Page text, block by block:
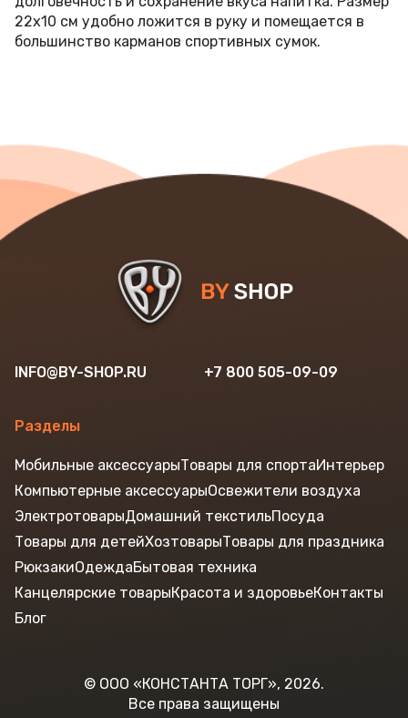
22х10 см удобно ложится в руку и помещается в
большинство карманов спортивных сумок.
INFO@BY-SHOP.RU +7 800 505-09-09
Разделы
© ООО «КОНСТАНТА ТОРГ», 2026.
Все права защищены
Мобильные аксессуарыТовары для спортаИнтерьер
Компьютерные аксессуарыОсвежители воздуха
ЭлектротоварыДомашний текстильПосуда
Товары для детейХозтоварыТовары для праздника
РюкзакиОдеждаБытовая техника
Канцелярские товарыКрасота и здоровьеКонтакты
Блог